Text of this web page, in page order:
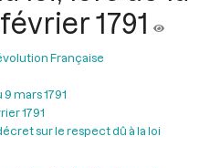
1791
Française
9 mars 1791
1791
sur le respect dû à la loi